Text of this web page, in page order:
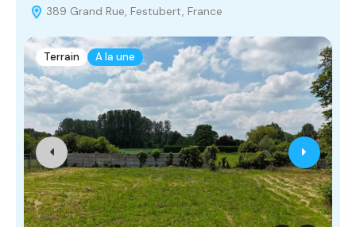
389 Grand Rue, Festubert, France
Terrain A la une